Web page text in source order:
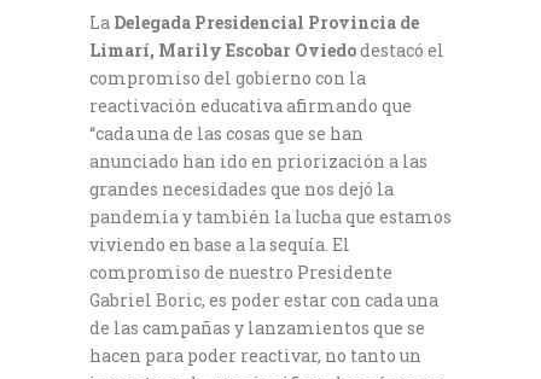
La Delegada Presidencial Provincia de
Limarí, Marily Escobar Oviedodestacó el
compromiso del gobierno con la
reactivación educativa afirmando que
“cada una de las cosas que se han
anunciado han ido en priorización a las
grandes necesidades que nos dejó la
pandemia y también la lucha que estamos
viviendo en base a la sequía. El
compromiso de nuestro Presidente
Gabriel Boric, es poder estar con cada una
de las campañas y lanzamientos que se
hacen para poder reactivar, no tanto un